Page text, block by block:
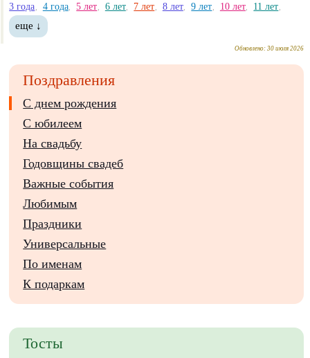
3 года 4 года 5 лет 6 лет 7 лет 8 лет 9 лет 10 лет 11 лет
еще ↓
Обновлено:30 июля 2026
Поздравления
С днем рождения
С юбилеем
На свадьбу
Годовщины свадеб
Важные события
Любимым
Праздники
Универсальные
По именам
К подаркам
Тосты